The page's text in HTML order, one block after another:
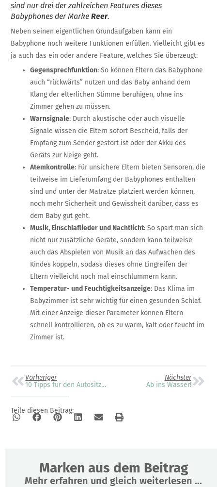
sind nur drei der zahlreichen Features dieses
Babyphones der MarkeReer.
Neben seinen eigentlichen Grundaufgaben kann ein
Babyphone noch weitere Funktionen erfüllen. Vielleicht gibt es
ja auch das ein oder andere Feature, welches Sie überzeugt:
Gegensprechfunktion: So können Eltern das Babyphone
auch “rückwärts” nutzen und das Baby anhand dem
Klang der elterlichen Stimme beruhigen, ohne ins
Zimmer gehen zu müssen.
Warnsignale: Durch akustische oder auch visuelle
Signale wissen die Eltern sofort Bescheid, falls der
Empfang zum Sender gestört ist oder der Akku des
Geräts zur Neige geht.
Atemkontrolle: Für unsichere Eltern bieten Sensoren, die
teilweise im Lieferumfang der Babyphones enthalten
sind und unter der Matratze platziert werden können,
noch mehr Sicherheit und Gewissheit darüber, dass es
dem Baby gut geht.
Musik, Einschlaflieder und Nachtlicht: So spart man sich
nicht nur zusätzliche Geräte, sondern kann teilweise
auch das Abspielen von Musik an das Aufwachen des
Kindes koppeln, sodass dieses ohne Eingreifen der
Eltern vielleicht noch mal einschlummern kann.
Temperatur- und Feuchtigkeitsanzeige: Das Klima im
Babyzimmer ist sehr wichtig für einen gesunden Schlaf.
Mit einer Anzeige dieser Parameter können Eltern
schnell kontrollieren, ob es zu warm, kalt oder feucht im
Zimmer ist.
Vorheriger
10 Tipps für den Autositzkauf
Nächster
Ab ins Wasser!
Teile diesen Beitrag:
Marken aus dem Beitrag
Mehr erfahren und gleich weiterlesen ...